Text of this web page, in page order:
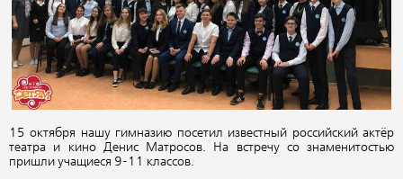
15 октября нашу гимназию посетил известный российский актёр
театра и кино Денис Матросов. На встречу со знаменитостью
пришли учащиеся 9-11 классов.